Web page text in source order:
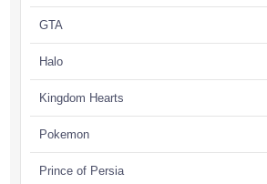
GTA
Halo
Kingdom Hearts
Pokemon
Prince of Persia